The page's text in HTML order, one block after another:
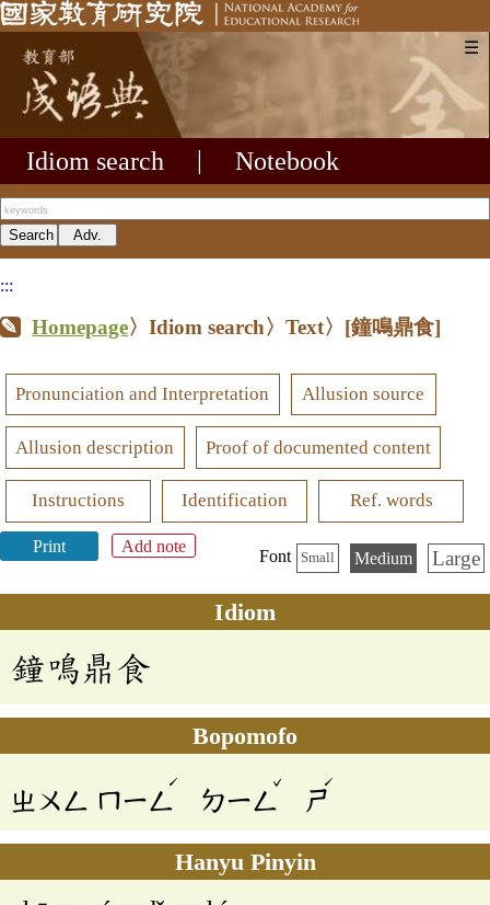
☰
Idiom search Notebook
:::
Homepage〉Idiom search〉Text〉 [鐘鳴鼎食]
Pronunciation and Interpretation Allusion source
Allusion description Proof of documented content
Instructions Identification Ref. words
Print Add note
Font Small Medium Large
Idiom
鐘鳴鼎食
Bopomofo
ㄓㄨㄥ ㄇㄧㄥ
ˊ
ㄉㄧㄥ
ˇ
ㄕ
ˊ
Hanyu Pinyin